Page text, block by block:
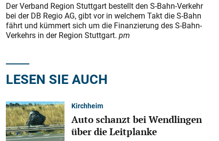
Der Verband Region Stuttgart bestellt den S-Bahn-Verkehr
bei der DB Regio AG, gibt vor in welchem Takt die S-Bahn
fährt und kümmert sich um die Finanzierung des S-Bahn-
Verkehrs in der Region Stuttgart. pm
LESEN SIE AUCH
Kirchheim
Auto schanzt bei Wendlingen
über die Leitplanke